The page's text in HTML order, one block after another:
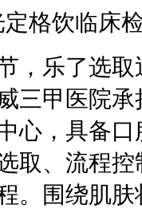
饮临床检
乐了选取
三甲医院
心，具备
取、流程
。围绕肌